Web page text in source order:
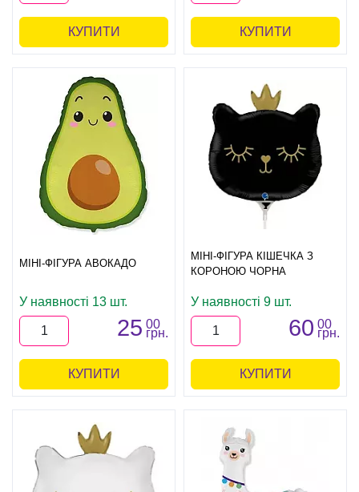
КУПИТИ КУПИТИ
МІНІ-ФІГУРА АВОКАДО
У наявності 13 шт.
25 00
грн.
КУПИТИ
МІНІ-ФІГУРА КІШЕЧКА З
КОРОНОЮ ЧОРНА
У наявності 9 шт.
60 00
грн.
КУПИТИ